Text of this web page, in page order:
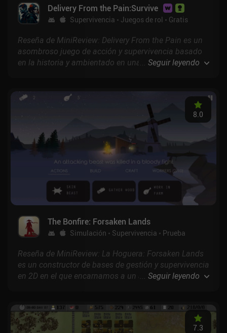
Delivery From the Pain:Survive
Supervivencia Juegos de rol Gratis
Reseña de MiniReview: Delivery From the Pain es un
asombroso juego de acción y supervivencia basado
en la historia y ambientado en una horripilante
... Seguir leyendo
The Bonfire: Forsaken Lands
Simulación Supervivencia Prueba
8.0
Reseña de MiniReview: La Hoguera: Forsaken Lands
es un constructor de bases de gestión y supervivencia
en 2D en el que encarnamos a un aventurero solitario
los oscuros e increíbles secretos de las tierras que la
rodean.
... Seguir leyendo
7.3